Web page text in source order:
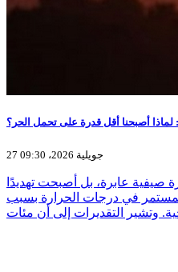
لماذا أصبحنا أقل قدرة على تحمل الحر؟
27 جويلية 2026، 09:30
عابرة، بل أصبحت تهديدًا
في درجات الحرارة بسبب